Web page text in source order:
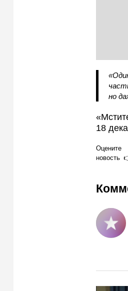
но
18
Оцените
новость